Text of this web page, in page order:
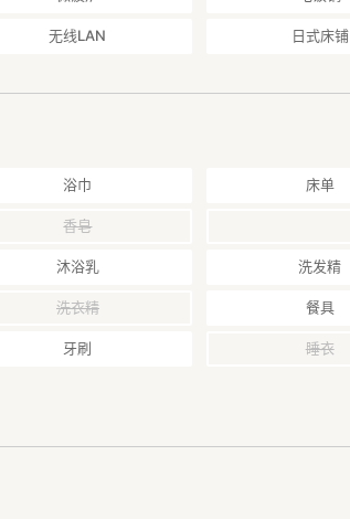
无线LAN 日式床铺
浴巾 床单
香皂
沐浴乳 洗发精
洗衣精 餐具
牙刷 睡衣